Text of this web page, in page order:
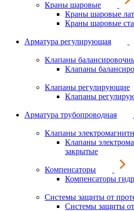
Краны шаровые
Краны шаровые
Краны шаровые
Арматура регулирующая
Клапаны
Клапаны
Клапаны регулирующие
Клапаны
Арматура трубопроводная
Клапаны
Клапаны
закрытые
Компенсаторы
Компенсаторы
Системы защиты от
Системы защиты